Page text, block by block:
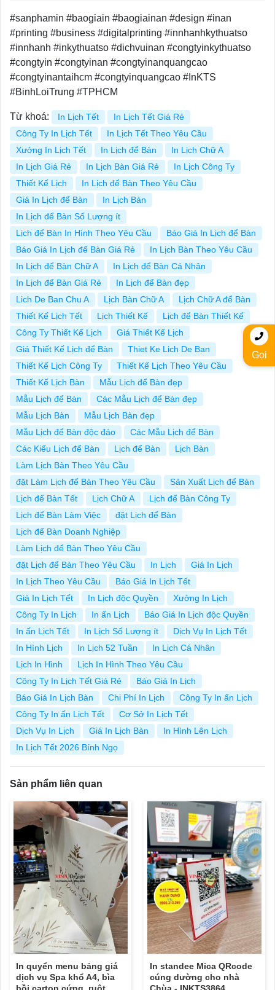
#sanphamin #baogiain #baogiainan #design #inan
#printing #business #digitalprinting #innhanhkythuatso
#innhanh #inkythuatso #dichvuinan #congtyinkythuatso
#congtyin #congtyinan #congtyinanquangcao
#congtyinantaihcm #congtyinquangcao #InKTS
#BinhLoiTrung #TPHCM
Từ khoá: In Lịch Tết
In Lịch Tết Giá Rẻ
Công Ty In Lịch Tết
In Lịch Tết Theo Yêu Cầu
Xưởng In Lịch Tết
In Lịch để Bàn
In Lịch Chữ A
In Lịch Giá Rẻ
In Lịch Bàn Giá Rẻ
In Lịch Công Ty
Thiết Kế Lịch
In Lịch để Bàn Theo Yêu Cầu
Giá In Lịch để Bàn
In Lịch Bàn
In Lịch để Bàn Số Lượng ít
Lịch để Bàn In Hình Theo Yêu Cầu
Báo Giá In Lịch để Bàn
Báo Giá In Lịch để Bàn Giá Rẻ
In Lịch Bàn Theo Yêu Cầu
In Lịch để Bàn Chữ A
In Lịch để Bàn Cá Nhân
In Lịch để Bàn Giá Rẻ
In Lịch để Bàn đẹp
Lich De Ban Chu A
Lịch Bàn Chữ A
Lịch Chữ A để Bàn
Thiết Kế Lịch Tết
Lịch Thiết Kế
Lịch để Bàn Thiết Kế
Công Ty Thiết Kế Lịch
Giá Thiết Kế Lịch
Giá Thiết Kế Lịch để Bàn
Thiet Ke Lich De Ban
Thiết Kế Lịch Công Ty
Thiết Kế Lịch Theo Yêu Cầu
Thiết Kế Lịch Bàn
Mẫu Lịch để Bàn đẹp
Mẫu Lịch để Bàn
Các Mẫu Lịch để Bàn đẹp
Mẫu Lịch Bàn
Mẫu Lịch Bàn đẹp
Mẫu Lịch để Bàn độc đáo
Các Mẫu Lịch để Bàn
Các Kiểu Lịch để Bàn
Lịch để Bàn
Lịch Bàn
Làm Lịch Bàn Theo Yêu Cầu
đặt Làm Lịch để Bàn Theo Yêu Cầu
Sản Xuất Lịch để Bàn
Lịch để Bàn Tết
Lịch Chữ A
Lịch để Bàn Công Ty
Lịch để Bàn Làm Việc
đặt Lịch để Bàn
Lịch để Bàn Doanh Nghiệp
Làm Lịch để Bàn Theo Yêu Cầu
đặt Lịch để Bàn Theo Yêu Cầu
In Lịch
Giá In Lịch
In Lịch Theo Yêu Cầu
Báo Giá In Lịch Tết
Giá In Lịch Tết
In Lịch độc Quyền
Xưởng In Lịch
Công Ty In Lịch
In ấn Lịch
Báo Giá In Lịch độc Quyền
In ấn Lịch Tết
In Lịch Số Lượng ít
Dịch Vụ In Lịch Tết
In Hình Lịch
In Lịch 52 Tuần
In Lịch Cá Nhân
Lịch In Hình
Lịch In Hình Theo Yêu Cầu
Công Ty In Lịch Tết Giá Rẻ
Báo Giá In Lịch
Báo Giá In Lịch Bàn
Chi Phí In Lịch
Công Ty In ấn Lịch
Công Ty In ấn Lịch Tết
Cơ Sở In Lịch Tết
Dịch Vụ In Lịch
Giá In Lịch Bàn
In Hình Lên Lịch
In Lịch Tết 2026 Bính Ngọ
Sản phẩm liên quan
In quyển menu bảng giá
dịch vụ Spa khổ A4, bìa
In standee Mica QRcode
cúng dường cho nhà
Gọi